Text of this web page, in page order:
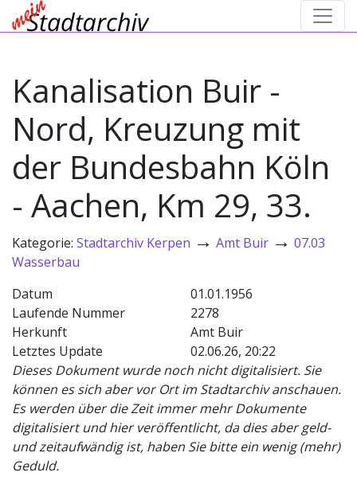
Kanalisation Buir -
Nord, Kreuzung mit
der Bundesbahn Köln
- Aachen, Km 29, 33.
Kategorie: Stadtarchiv Kerpen → Amt Buir → 07.03
Wasserbau
Datum
01.01.1956
Laufende Nummer
2278
Herkunft
Amt Buir
Letztes Update
02.06.26, 20:22
Dieses Dokument wurde noch nicht digitalisiert. Sie
können es sich aber vor Ort im Stadtarchiv anschauen.
Es werden über die Zeit immer mehr Dokumente
digitalisiert und hier veröffentlicht, da dies aber geld-
und zeitaufwändig ist, haben Sie bitte ein wenig (mehr)
Geduld.